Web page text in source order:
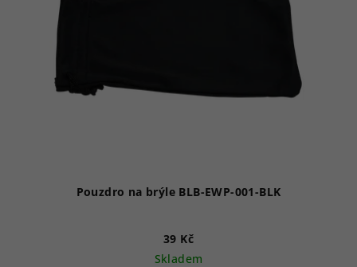
Pouzdro na brýle BLB-EWP-001-BLK
39 Kč
Skladem